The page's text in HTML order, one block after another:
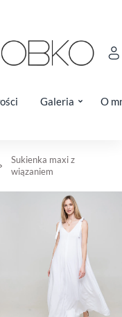
Galeria O
Sukienka maxi z
wiązaniem